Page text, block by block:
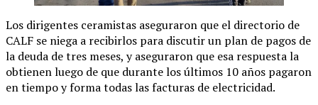
Los dirigentes ceramistas aseguraron que el directorio de
CALF se niega a recibirlos para discutir un plan de pagos de
la deuda de tres meses, y aseguraron que esa respuesta la
obtienen luego de que durante los últimos 10 años pagaron
en tiempo y forma todas las facturas de electricidad.